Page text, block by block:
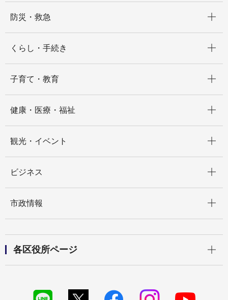
防災・救急
くらし・手続き
子育て・教育
健康・医療・福祉
観光・イベント
ビジネス
市政情報
各区役所ページ